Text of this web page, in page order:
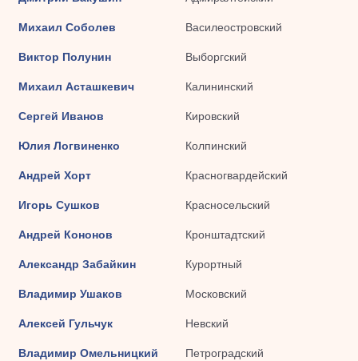
Михаил Соболев Василеостровский
Виктор Полунин Выборгский
Михаил Асташкевич Калининский
Сергей Иванов Кировский
Юлия Логвиненко Колпинский
Андрей Хорт Красногвардейский
Игорь Сушков Красносельский
Андрей Кононов Кронштадтский
Александр Забайкин Курортный
Владимир Ушаков Московский
Алексей Гульчук Невский
Владимир Омельницкий Петроградский